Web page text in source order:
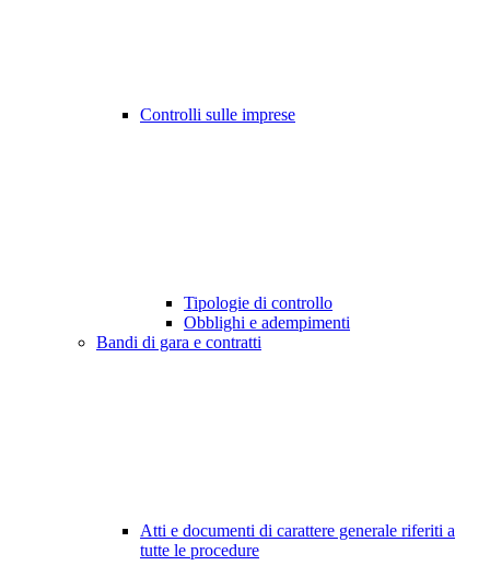
Controlli sulle imprese
Tipologie di controllo
Obblighi e adempimenti
Bandi di gara e contratti
Atti e documenti di carattere generale riferiti a
tutte le procedure